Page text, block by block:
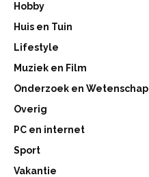
Hobby
Huis en Tuin
Lifestyle
Muziek en Film
Onderzoek en Wetenschap
Overig
PC en internet
Sport
Vakantie